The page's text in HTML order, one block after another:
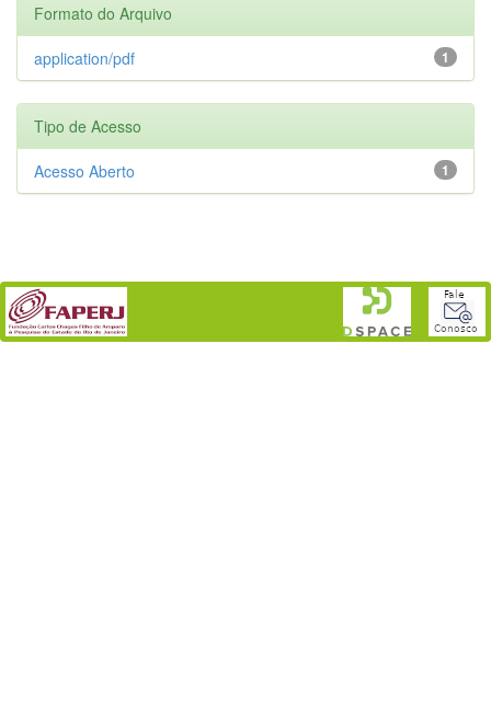
Formato do Arquivo
1
application/pdf
Tipo de Acesso
1
Acesso Aberto